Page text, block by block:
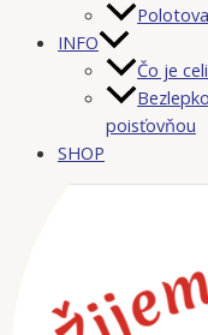
INFO
Čo je
poisťovňou
SHOP